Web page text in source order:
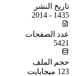
تاريخ النشر
1435 - 2014
عدد الصفحات
5421
حجم الملف
123 ميجابايت